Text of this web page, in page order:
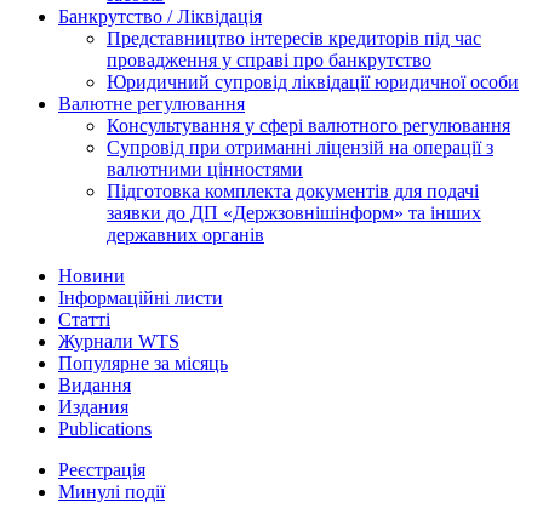
Банкрутство / Ліквідація
Представництво інтересів кредиторів під час
провадження у справі про банкрутство
Юридичний супровід ліквідації юридичної особи
Валютне регулювання
Консультування у сфері валютного регулювання
Супровід при отриманні ліцензій на операції з
валютними цінностями
Підготовка комплекта документів для подачі
заявки до ДП «Держзовнішінформ» та інших
державних органів
Новини
Інформаційні листи
Статті
Журнали WTS
Популярне за місяць
Видання
Издания
Publications
Реєстрація
Минулі події